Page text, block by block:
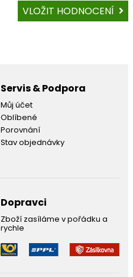
VLOŽIT HODNOCENÍ
Servis & Podpora
Můj účet
Oblíbené
Porovnání
Stav objednávky
Dopravci
Zboží zasíláme v pořádku a
rychle